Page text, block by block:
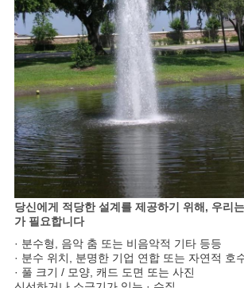
당신에게 적당한 설계를 제공하기 위해, 우리
가 필요합니다
· 분수형, 음악 춤 또는 비음악적 기타 등등
· 분수 위치, 분명한 기업 연합 또는 자연적 호
· 풀 크기 / 모양, 캐드 도면 또는 사진